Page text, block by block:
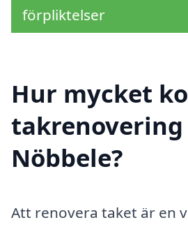
förpliktelser
Hur mycket
takrenovering
Nöbbele?
Att renovera taket är en